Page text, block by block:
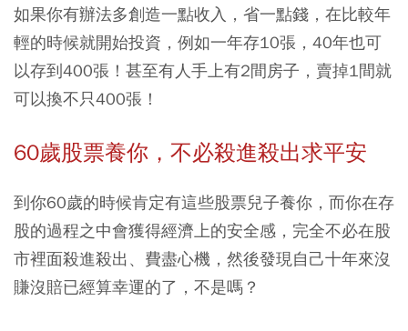
如果你有辦法多創造一點收入，省一點錢，在比較年
輕的時候就開始投資，例如一年存10張，40年也可
以存到400張！甚至有人手上有2間房子，賣掉1間就
可以換不只400張！
60歲股票養你，不必殺進殺出求平安
到你60歲的時候肯定有這些股票兒子養你，而你在存
股的過程之中會獲得經濟上的安全感，完全不必在股
市裡面殺進殺出、費盡心機，然後發現自己十年來沒
賺沒賠已經算幸運的了，不是嗎？